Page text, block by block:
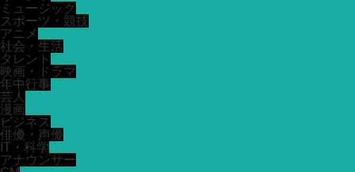
ミュージック
スポーツ・競技
アニメ
社会・生活
タレント
映画・ドラマ
年中行事
芸人
漫画
ビジネス
俳優・声優
IT・科学
アナウンサー